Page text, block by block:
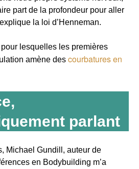
part de la profondeur pour aller
la loi d’Henneman.
lesquelles les premières
amène des courbatures en
parlant
Michael Gundill, auteur de
en Bodybuilding m’a